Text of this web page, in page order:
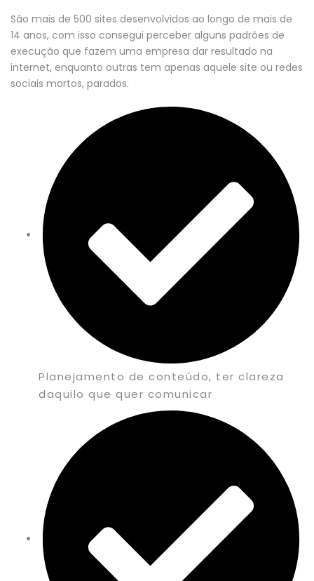
São mais de 500 sites desenvolvidos ao longo de mais de
14 anos, com isso consegui perceber alguns padrões de
execução que fazem uma empresa dar resultado na
internet, enquanto outras tem apenas aquele site ou redes
sociais mortos, parados.
Planejamento de conteúdo, ter clareza
daquilo que quer comunicar